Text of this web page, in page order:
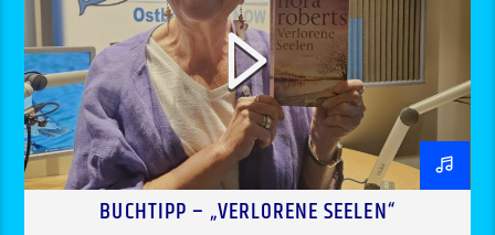
BUCHTIPP – „VERLORENE SEELEN“